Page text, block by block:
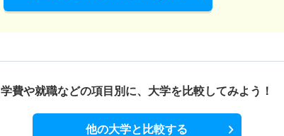
学費や就職などの項目別に、 大学を比較してみよう！
他の大学と比較する